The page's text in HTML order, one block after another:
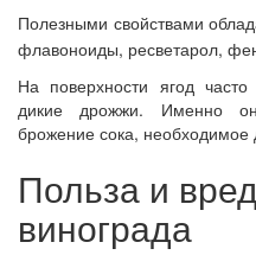
Полезными свойствами
флавоноиды, ресветарол,
На поверхности ягод
дикие дрожжи. Именно
брожение сока, необходимое
Польза и
винограда